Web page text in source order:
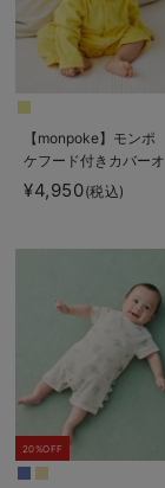
【monpoke】モンポ
ケフード付きカバーオ
ール
¥4,950(税込)
20%OFF